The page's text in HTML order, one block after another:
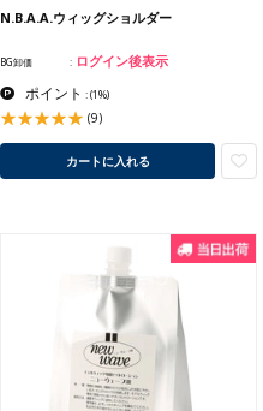
N.B.A.A.ウィッグショルダー
BG卸価 ログイン後表示
ポイント :(1%)
(9)
カートに入れる